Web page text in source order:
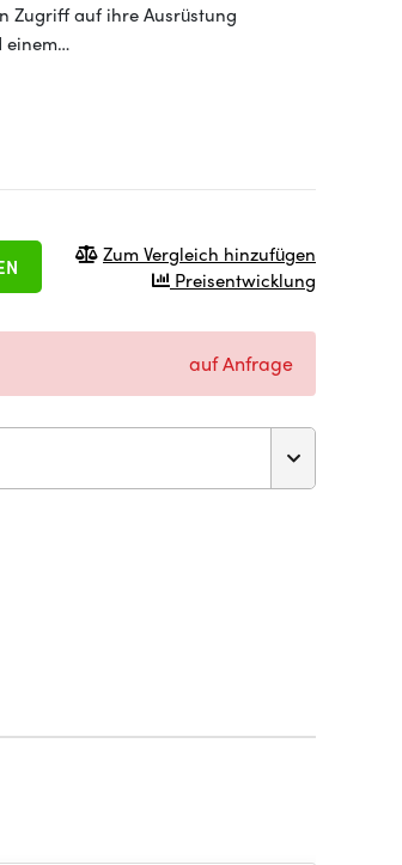
Zugriff auf ihre Ausrüstung
einem…
Zum Vergleich hinzufügen
Preisentwicklung
auf Anfrage